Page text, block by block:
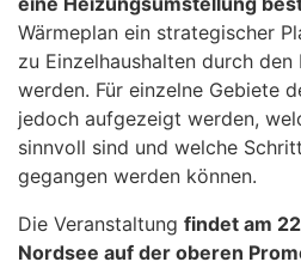
Wärmeplan ein strategischer
zu Einzelhaushalten durch
werden. Für einzelne Gebiete
jedoch aufgezeigt werden,
sinnvoll sind und welche
gegangen werden können.
Die Veranstaltung findet am
Nordsee auf der oberen